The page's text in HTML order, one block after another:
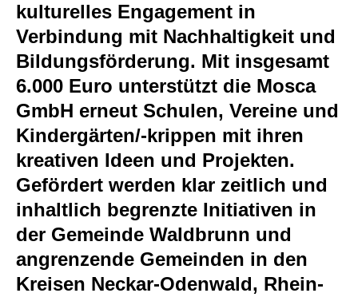
kulturelles Engagement in
Verbindung mit Nachhaltigkeit und
Bildungsförderung. Mit insgesamt
6.000 Euro unterstützt die Mosca
GmbH erneut Schulen, Vereine und
Kindergärten/-krippen mit ihren
kreativen Ideen und Projekten.
Gefördert werden klar zeitlich und
inhaltlich begrenzte Initiativen in
der Gemeinde Waldbrunn und
angrenzende Gemeinden in den
Kreisen Neckar-Odenwald, Rhein-